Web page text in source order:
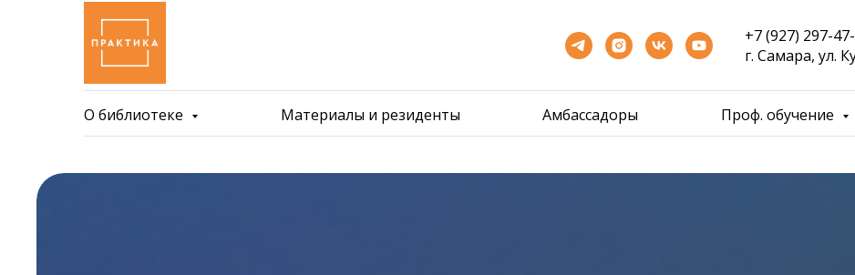
+7 (927) 297-
г. Самара, ул.
О библиотеке Материалы и резиденты Амбассадоры Проф. обучение